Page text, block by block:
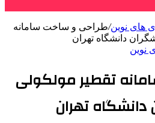
های نوین/طراحی و ساخت سامانه
دانشگاه تهران
نوین
تقطیر مولکولی
تهران